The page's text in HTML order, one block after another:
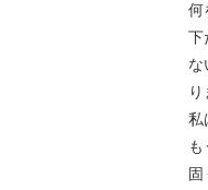
何
下
な
私